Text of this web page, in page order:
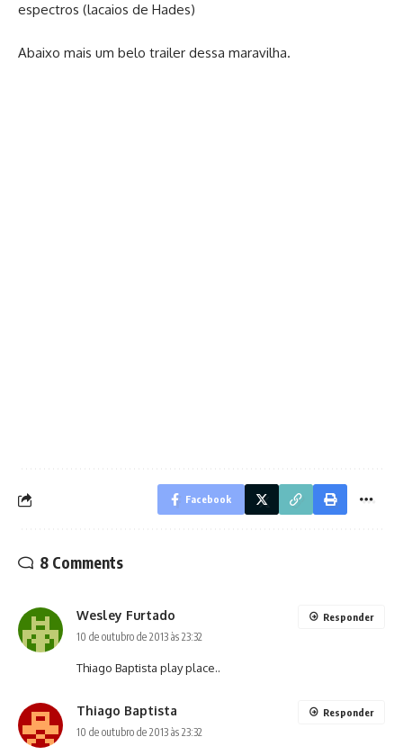
espectros (lacaios de Hades)
Abaixo mais um belo trailer dessa maravilha.
Facebook
8 Comments
Wesley Furtado
10 de outubro de 2013 às 23:32
Thiago Baptista play place..
Responder
Thiago Baptista
10 de outubro de 2013 às 23:32
Responder